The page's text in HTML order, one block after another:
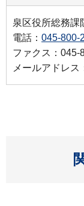
泉区役所総務課
電話： 045-800-
ファクス：045-
メールアドレス